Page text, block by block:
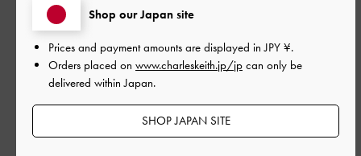
ご利用者様
とても可愛い
デザインも良くどんなコーデにも合わせやすいです。
Shop our Japan site
Prices and payment amounts are displayed inJPY ¥.
Orders placed on www.charleskeith.jp/jp can only be
delivered within Japan.
SHOP JAPAN SITE